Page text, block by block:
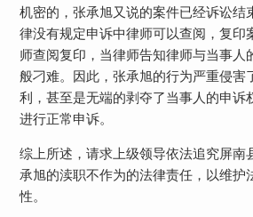
机密的，张承旭又说的案件已经诉讼结
律没有规定申诉中律师可以查阅，复印
师查阅复印，当律师告知律师与当事人
般刁难。因此，张承旭的行为严重侵害
利，甚至是无端的剥夺了当事人的申诉
进行正常申诉。
综上所述，请求上级领导依法追究屏南
承旭的渎职不作为的法律责任，以维护
性。